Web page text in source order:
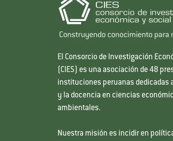
El Consorcio de Investigación
(CIES) es una asociación de 48
instituciones peruanas dedicadas
y la docencia en ciencias
ambientales.
Nuestra misión es incidir en